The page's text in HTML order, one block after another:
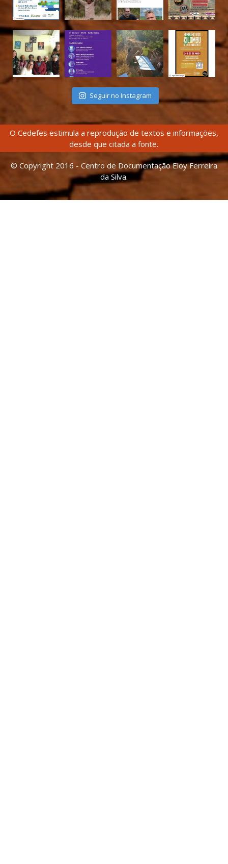
Seguir no Instagram
O Cedefes estimula a reprodução de textos e informações,
desde que citada a fonte.
© Copyright 2016 - Centro de Documentação Eloy Ferreira
da Silva.